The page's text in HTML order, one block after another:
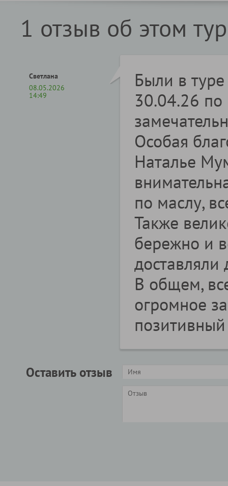
1 отзыв об этом
Светлана
08.05.2026
14:49
Были в туре
30.04.26 по
Особая
Наталье
по маслу,
Также
бережно и
В общем,
огромное
Оставить отзыв